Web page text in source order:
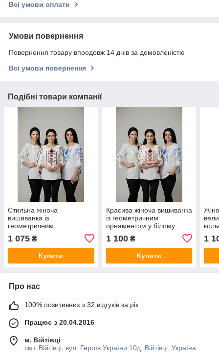
Всі умови оплати
Умови повернення
Повернення товару впродовж 14 днів за домовленістю
Всі умови повернення
Подібні товари компанії
Стильна жіноча
вишиванка із
геометричним
тканині
1 075 ₴
Купити
Красива жіноча вишиванка
із геометричним
орнаментом у білому
«Мадонна»
1 100₴
Купити
1
Про нас
100% позитивних з 32 відгуків за рік
Працює з 20.04.2016
м. Війтівці
смт. Війтівці, вул. Героїв України 10д, Війтівці, Україна